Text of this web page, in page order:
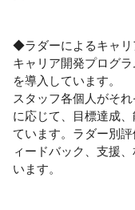
◆ラダーによるキャリ
キャリア開発プログ
を導入しています。
スタッフ各個人がそ
に応じて、目標達成
ています。ラダー別
ィードバック、支援
います。